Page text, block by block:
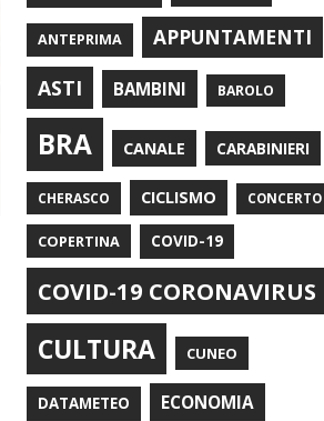
ANTEPRIMA
APPUNTAMENTI
ASTI
BAMBINI BAROLO
BRA CANALE CARABINIERI
CHERASCO CICLISMO CONCERTO
COPERTINA COVID-19
COVID-19 CORONAVIRUS
CULTURA CUNEO
DATAMETEO ECONOMIA